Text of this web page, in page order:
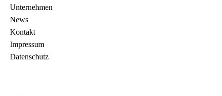
Unternehmen
News
Kontakt
Impressum
Datenschutz